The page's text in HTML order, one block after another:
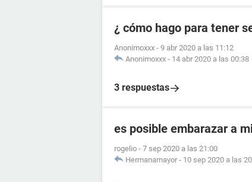
¿ cómo hago para tener
Anonimoxxx - 9 abr 2020 a las 11:12
Anonimoxxx - 14 abr 2020 a las 00:38
3 respuestas
es posible embarazar a
rogelio - 7 sep 2020 a las 21:00
Hermanamayor - 10 sep 2020 a las